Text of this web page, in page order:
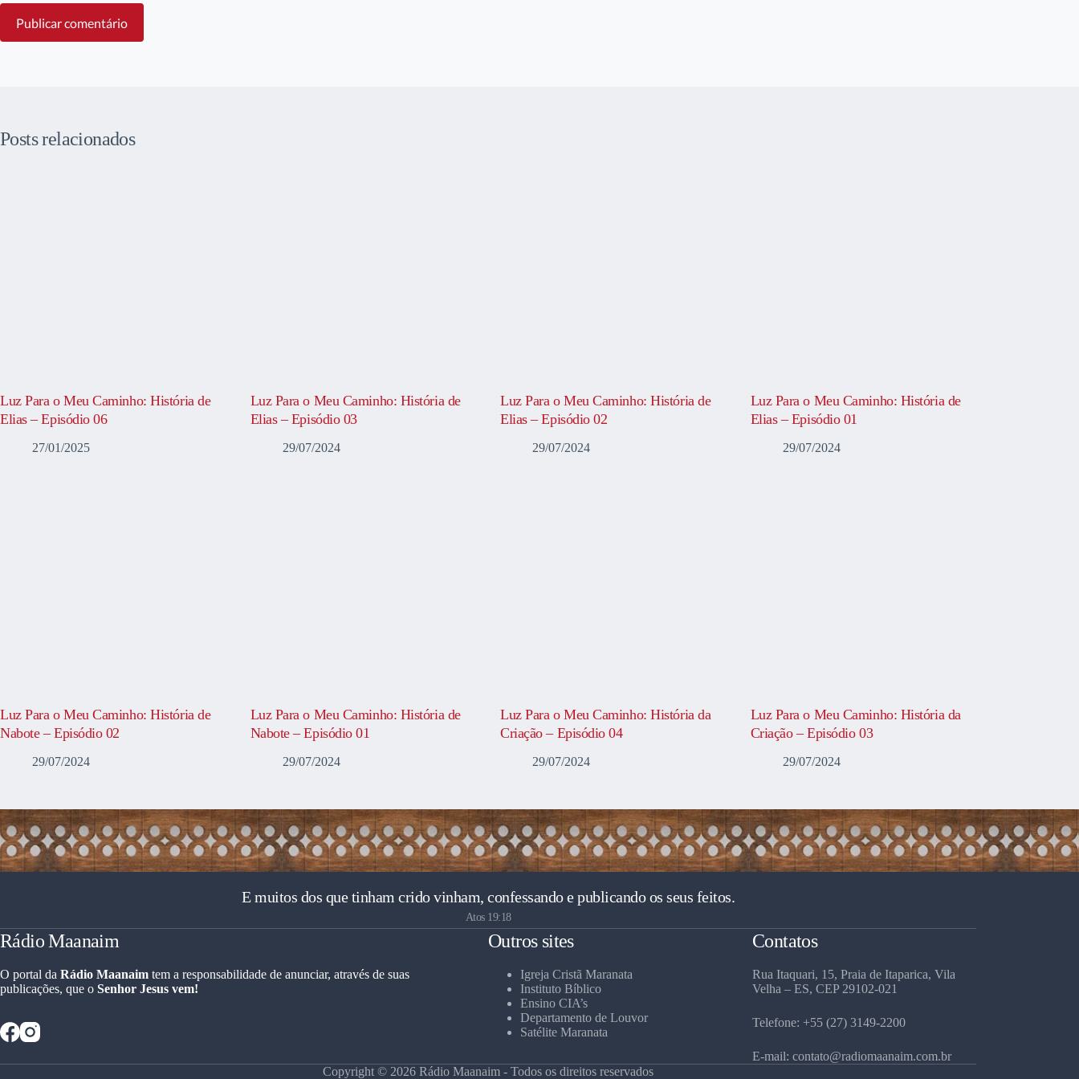
Publicar comentário
Posts relacionados
Luz Para o Meu Caminho: História de
Elias – Episódio 06
27/01/2025
Luz Para o Meu Caminho: História de
Elias – Episódio 03
29/07/2024
Luz Para o Meu Caminho: História de
Elias – Episódio 02
29/07/2024
Luz Para o Meu Caminho: História de
Elias – Episódio 01
29/07/2024
Luz Para o Meu Caminho: História de
Nabote – Episódio 02
29/07/2024
Luz Para o Meu Caminho: História de
Nabote – Episódio 01
29/07/2024
Luz Para o Meu Caminho: História da
Criação – Episódio 04
29/07/2024
Luz Para o Meu Caminho: História da
Criação – Episódio 03
29/07/2024
E muitos dos que tinham crido vinham, confessando e publicando os seus feitos.
Atos 19:18
Rádio Maanaim
O portal da Rádio Maanaim tem a responsabilidade de anunciar, através de suas
publicações, que o Senhor Jesus vem!
Outros sites
Igreja Cristã Maranata
Instituto Bíblico
Ensino CIA’s
Departamento de Louvor
Satélite Maranata
Contatos
Rua Itaquari, 15, Praia de Itaparica, Vila
Velha – ES, CEP 29102-021
Telefone: +55 (27) 3149-2200
E-mail: contato@radiomaanaim.com.br
Copyright © 2026 Rádio Maanaim - Todos os direitos reservados